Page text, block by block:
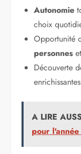
Autonomie
choix
Opportunité
personnes
Découverte
A LIRE
pour